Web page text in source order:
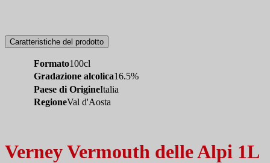
Caratteristiche del prodotto
Formato100cl
Gradazione alcolica16.5%
Paese di OrigineItalia
RegioneVal d'Aosta
Verney Vermouth delle Alpi 1L